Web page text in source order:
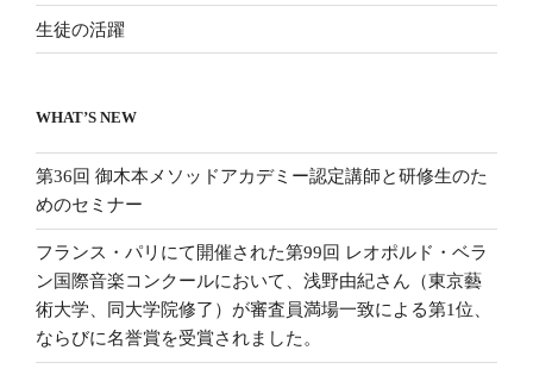
生徒の活躍
WHAT’S NEW
第36回 御木本メソッドアカデミー認定講師と研修生のた
めのセミナー
フランス・パリにて開催された第99回 レオポルド・ベラ
ン国際音楽コンクールにおいて、浅野由紀さん（東京藝
術大学、同大学院修了）が審査員満場一致による第1位、
ならびに名誉賞を受賞されました。